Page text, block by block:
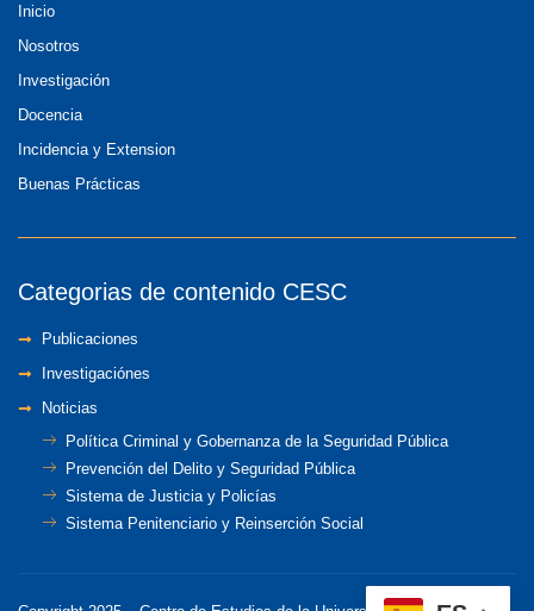
Inicio
Nosotros
Investigación
Docencia
Incidencia y Extension
Buenas Prácticas
Categorias de contenido CESC
Publicaciones
Investigaciónes
Noticias
Política Criminal y Gobernanza de la Seguridad Pública
Prevención del Delito y Seguridad Pública
Sistema de Justicia y Policías
Sistema Penitenciario y Reinserción Social